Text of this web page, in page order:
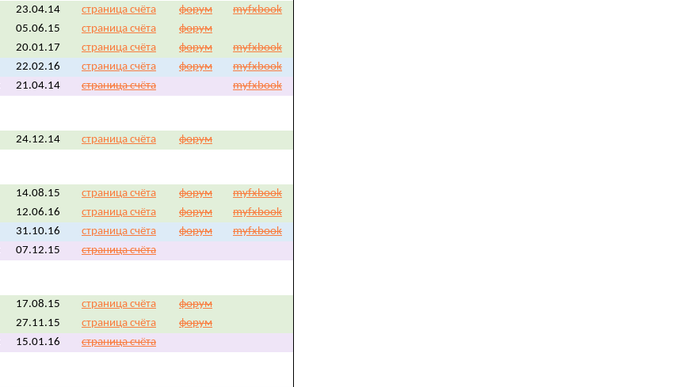
23.04.14 страница счёта форум
myfxbook
05.06.15 страница счёта
форум
20.01.17 страница счёта форум
myfxbook
22.02.16 страница счёта форум
myfxbook
21.04.14 страница счёта myfxbook
24.12.14 страница счёта форум
14.08.15 страница счёта форум
myfxbook
12.06.16 страница счёта форум
myfxbook
31.10.16 страница счёта форум
myfxbook
07.12.15 страница счёта
17.08.15 страница счёта
форум
27.11.15 страница счёта
форум
15.01.16 страница счёта